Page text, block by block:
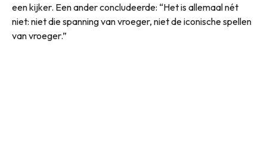
een kijker. Een ander concludeerde: “Het is allemaal nét
niet: niet die spanning van vroeger, niet de iconische spellen
van vroeger.”